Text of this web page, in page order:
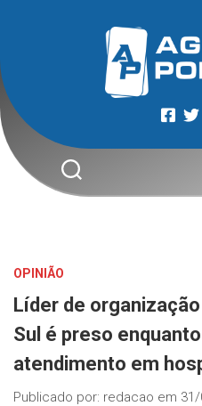
OPINIÃO
Líder de
Sul é preso
atendimento em
Publicado por: redacao em